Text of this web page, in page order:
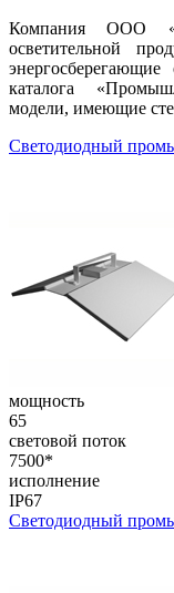
Компания ООО
осветительной
каталога
модели, имеющие
Светодиодный
мощность
65
световой поток
7500*
исполнение
IP67
Светодиодный